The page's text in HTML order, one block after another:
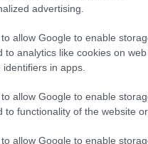
advertising.
allow Google to enable
to analytics like cookies on
identifiers in apps.
allow Google to enable
to functionality of the website or
allow Google to enable
túlélve
címeket a
- 2023. 03. 10.